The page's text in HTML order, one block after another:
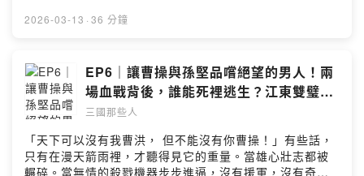
ー音楽素材サイト「PeriTune」Royalty Free Music
http://www.vita-chi.net/sozai1.htmhttps://soundeffect-
lab.info/https://taira-
komori.jpn.org/freesoundtw.htmlhttps://pixabay.com/s
ound-effects/Powered by Firstory Hosting
錯，到底，他們迫切的心願，能不能在這危機四伏的一夜
https://open.firstory.me/join/peopleof3kds▲追蹤《三
國那些人》IG：
https://www.instagram.com/peopleof3kingdoms/▲追
蹤《三國那些人》FB：
https://www.facebook.com/peopleof3kds/📩合作請來
信：peopleof3kds@gmail.com▲素材來源：音樂：フリ
ー音楽素材サイト「PeriTune」Royalty Free Music
2026-03-13 · 36 分鐘
EP6｜讓曹操與孫堅品嚐絕望的男人！兩
場血戰背後，誰能死裡逃生？江東雙璧
(6)：虎落平陽｜火燒赤壁篇
三國那些人
「天下可以沒有我曹洪， 但不能沒有你曹操！」有些話，
只有在漫天箭雨裡，才聽得見它的重量。當雄心壯志都被
輾碎。當無情的殺戮機器步步進逼，沒有援軍，沒有奇